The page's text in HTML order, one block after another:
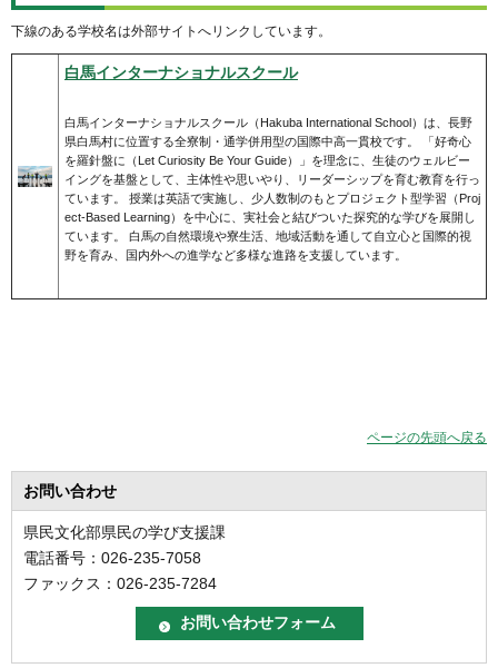
下線のある学校名は外部サイトへリンクしています。
白馬インターナショナルスクール
白馬インターナショナルスクール（Hakuba International School）は、長野
県白馬村に位置する全寮制・通学併用型の国際中高一貫校です。 「好奇心
を羅針盤に（Let Curiosity Be Your Guide）」を理念に、生徒のウェルビー
イングを基盤として、主体性や思いやり、リーダーシップを育む教育を行っ
ています。 授業は英語で実施し、少人数制のもとプロジェクト型学習（Proj
ect-Based Learning）を中心に、実社会と結びついた探究的な学びを展開し
ています。 白馬の自然環境や寮生活、地域活動を通して自立心と国際的視
野を育み、国内外への進学など多様な進路を支援しています。
ページの先頭へ戻る
お問い合わせ
県民文化部県民の学び支援課
電話番号：026-235-7058
ファックス：026-235-7284